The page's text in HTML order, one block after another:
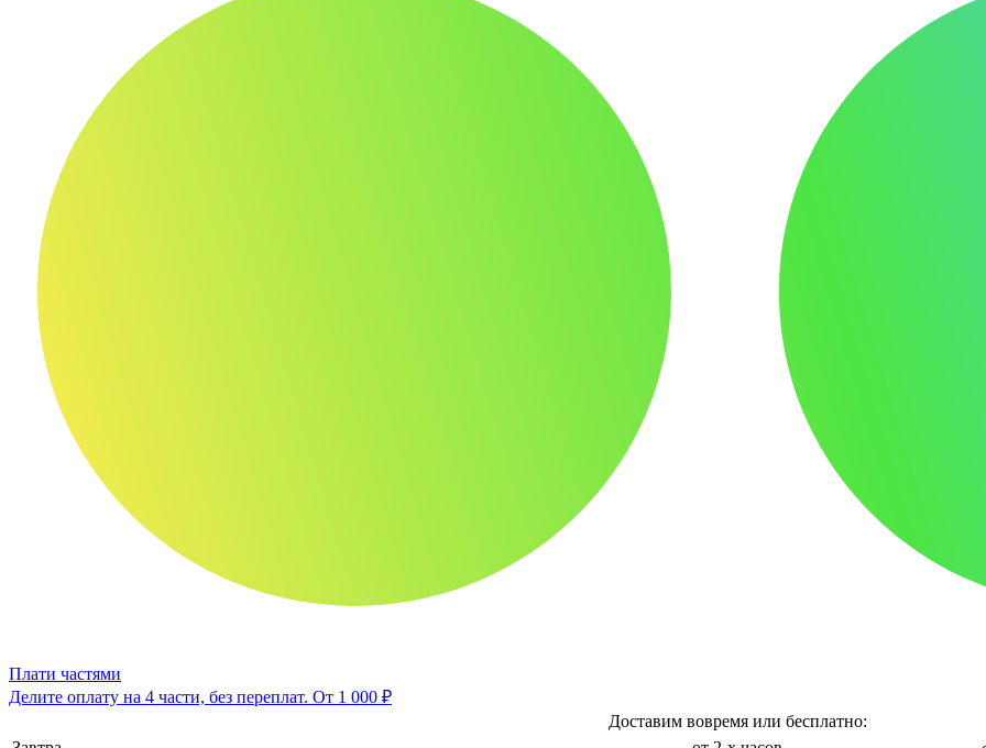
Плати частями
Делите оплату на 4 части, без переплат. От 1 000 ₽
Доставим вовремя или бесплатно: